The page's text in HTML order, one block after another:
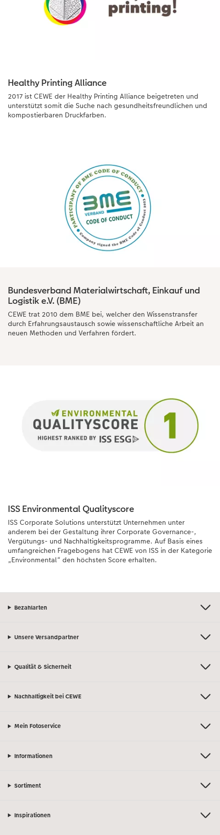
Healthy Printing Alliance
2017 ist CEWE der Healthy Printing Alliance beigetreten und
unterstützt somit die Suche nach gesundheitsfreundlichen und
kompostierbaren Druckfarben.
Bundesverband Materialwirtschaft, Einkauf und
Logistik e.V. (BME)
CEWE trat 2010 dem BME bei, welcher den Wissenstransfer
durch Erfahrungsaustausch sowie wissenschaftliche Arbeit an
neuen Methoden und Verfahren fördert.
ISS Environmental Qualityscore
ISS Corporate Solutions unterstützt Unternehmen unter
anderem bei der Gestaltung ihrer Corporate Governance-,
Vergütungs- und Nachhaltigkeitsprogramme. Auf Basis eines
umfangreichen Fragebogens hat CEWE von ISS in der Kategorie
„Environmental“ den höchsten Score erhalten.
Bezahlarten
Unsere Versandpartner
Qualität & Sicherheit
Nachhaltigkeit bei CEWE
Mein Fotoservice
Informationen
Sortiment
Inspirationen